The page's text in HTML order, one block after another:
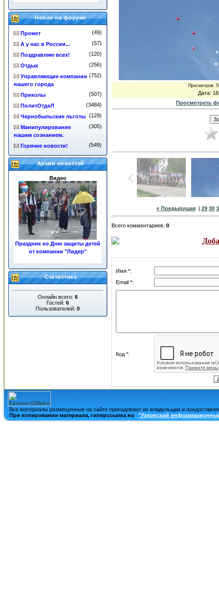
Новое на форуме
Промет
(49)
А у нас в России...
(57)
Поздравляю всех!
(120)
Отдых
(256)
Управляющие компании
нашего города
(752)
Приколы
(507)
ПолитОтдеЛ
(3484)
Чернобыльские льготы (129)
Манипулирование
нашим сознанием.
(305)
Горячие новости! (549)
Архив новостей
Видео
Праздник ко Дню защиты детей
от компании "Лидер"
Статистика
Онлайн всего: 6
Гостей: 6
Пользователей: 0
Просмотров:
Дата:
Просмотреть
« Предыдущая | 29 30
Всего комментариев: 0
Имя *:
Email *:
Код *:
Все материалы размещенные на сайте принадлежат их владельцам и
При копировании материала, гиперссылка на
"Узловский